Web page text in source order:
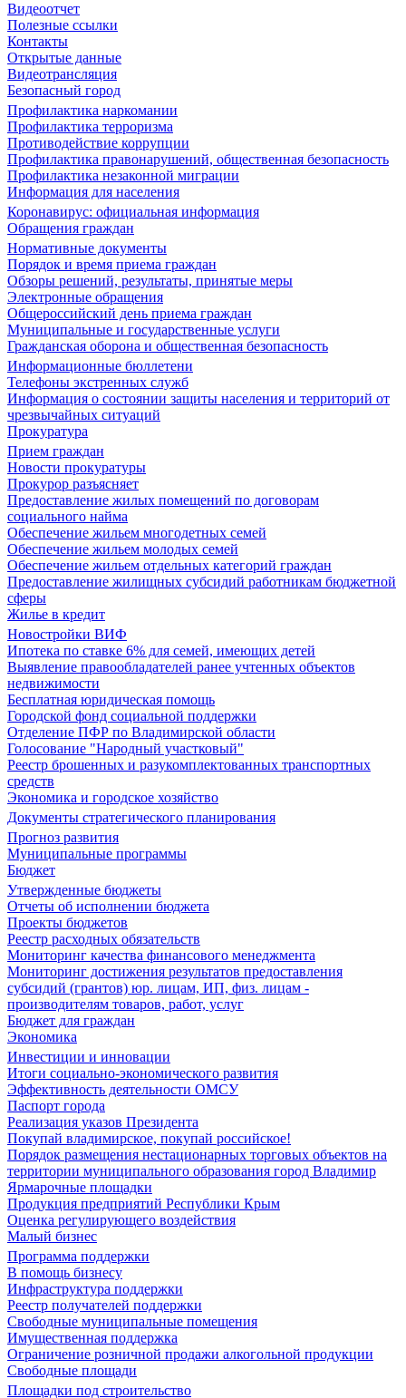
Видеоотчет
Полезные ссылки
Контакты
Открытые данные
Видеотрансляция
Безопасный город
Профилактика наркомании
Профилактика терроризма
Противодействие коррупции
Профилактика правонарушений, общественная безопасность
Профилактика незаконной миграции
Информация для населения
Коронавирус: официальная информация
Обращения граждан
Нормативные документы
Порядок и время приема граждан
Обзоры решений, результаты, принятые меры
Электронные обращения
Общероссийский день приема граждан
Муниципальные и государственные услуги
Гражданская оборона и общественная безопасность
Информационные бюллетени
Телефоны экстренных служб
Информация о состоянии защиты населения и территорий от
чрезвычайных ситуаций
Прокуратура
Прием граждан
Новости прокуратуры
Прокурор разъясняет
Предоставление жилых помещений по договорам
социального найма
Обеспечение жильем многодетных семей
Обеспечение жильем молодых семей
Обеспечение жильем отдельных категорий граждан
Предоставление жилищных субсидий работникам бюджетной
сферы
Жилье в кредит
Новостройки ВИФ
Ипотека по ставке 6% для семей, имеющих детей
Выявление правообладателей ранее учтенных объектов
недвижимости
Бесплатная юридическая помощь
Городской фонд социальной поддержки
Отделение ПФР по Владимирской области
Голосование "Народный участковый"
Реестр брошенных и разукомплектованных транспортных
средств
Экономика и городское хозяйство
Документы стратегического планирования
Прогноз развития
Муниципальные программы
Бюджет
Утвержденные бюджеты
Отчеты об исполнении бюджета
Проекты бюджетов
Реестр расходных обязательств
Мониторинг качества финансового менеджмента
Мониторинг достижения результатов предоставления
субсидий (грантов) юр. лицам, ИП, физ. лицам -
производителям товаров, работ, услуг
Бюджет для граждан
Экономика
Инвестиции и инновации
Итоги социально-экономического развития
Эффективность деятельности ОМСУ
Паспорт города
Реализация указов Президента
Покупай владимирское, покупай российское!
Порядок размещения нестационарных торговых объектов на
территории муниципального образования город Владимир
Ярмарочные площадки
Продукция предприятий Республики Крым
Оценка регулирующего воздействия
Малый бизнес
Программа поддержки
В помощь бизнесу
Инфраструктура поддержки
Реестр получателей поддержки
Свободные муниципальные помещения
Имущественная поддержка
Ограничение розничной продажи алкогольной продукции
Свободные площади
Площадки под строительство